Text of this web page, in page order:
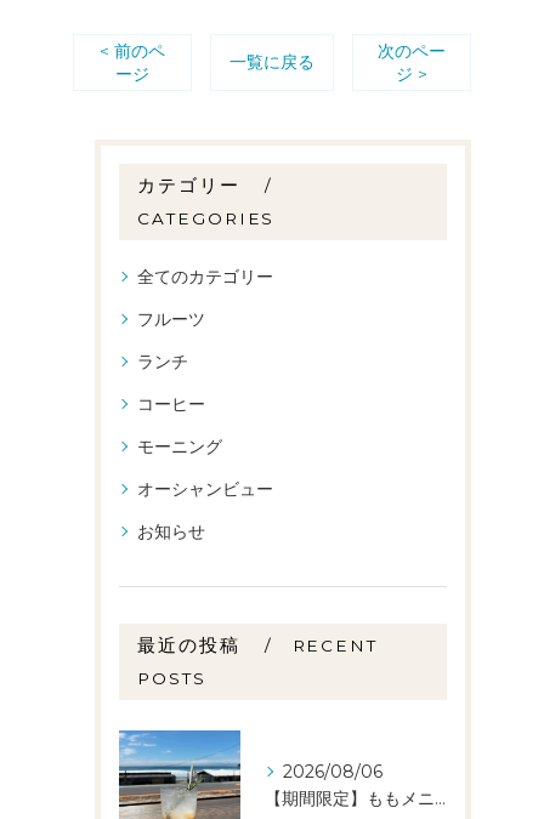
< 前のペ
ージ
一覧に戻る
次のペー
ジ >
カテゴリー
CATEGORIES
全てのカテゴリー
フルーツ
ランチ
コーヒー
モーニング
オーシャンビュー
お知らせ
最近の投稿
RECENT
POSTS
2026/08/06
【期間限定】ももメニュー🍑スタートしました✨️